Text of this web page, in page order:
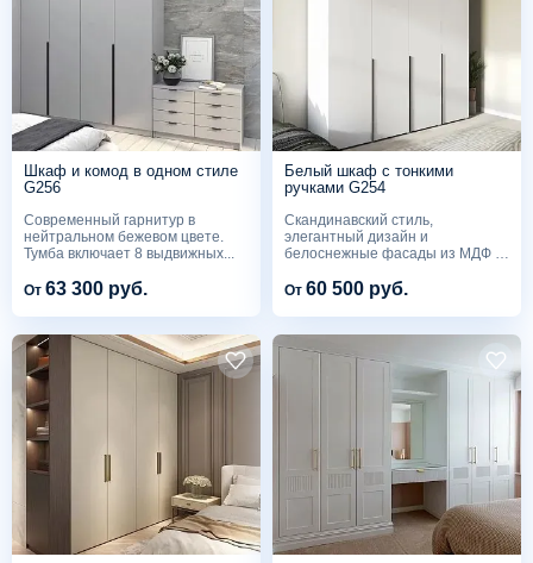
Шкаф и комод в одном стиле
G256
Современный гарнитур в
нейтральном бежевом цвете.
Тумба включает 8 выдвижных...
От 63 300 руб.
Белый шкаф с тонкими
ручками G254
Скандинавский стиль,
элегантный дизайн и
белоснежные фасады из МДФ в
От 60 500 руб.